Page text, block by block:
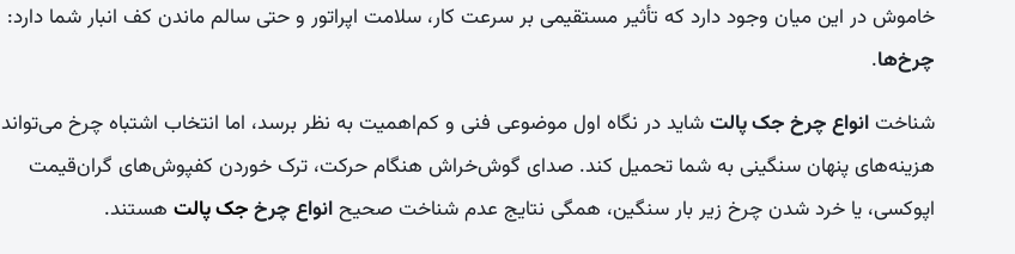
خاموش در این میان وجود دارد که تأثیر مستقیمی بر سرعت کار، سلامت اپراتور و حتی سالم ماندن کف انبار شما دارد:
چرخ‌ها.
شناختانواع چرخ جک پالتشاید در نگاه اول موضوعی فنی و کم‌اهمیت به نظر برسد، اما انتخاب اشتباه چرخ می‌تواند
هزینه‌های پنهان سنگینی به شما تحمیل کند. صدای گوش‌خراش هنگام حرکت، ترک خوردن کفپوش‌های گران‌قیمت
اپوکسی، یا خرد شدن چرخ زیر بار سنگین، همگی نتایج عدم شناخت صحیحانواع چرخجک پالت هستند.